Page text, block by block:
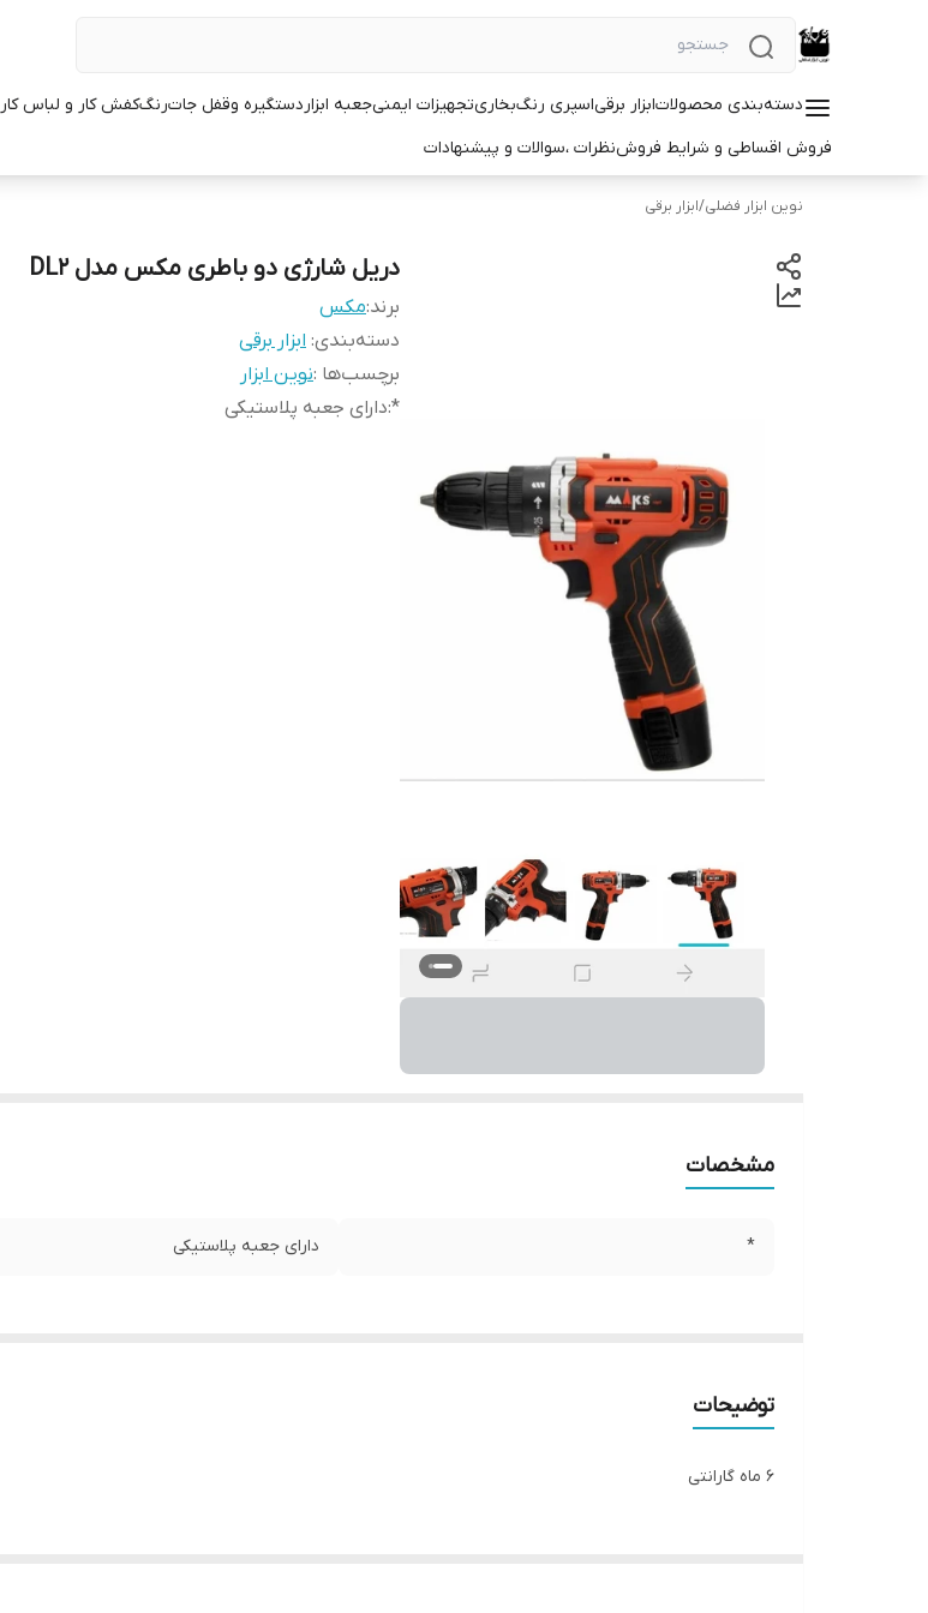
دسته‌بندی محصولاتابزار برقیاسپری رنگبخاریتجهیزات ایمنیجعبه ابزاردستگیره وقفل جاترنگکفش کار و لباس کار
فروش اقساطی و شرایط فروشنظرات ،سوالات و پیشنهادات
نوین ابزار فضلی/ابزار برقی
دریل شارژی دو باطری مکس مدل DL2
برند:مکس
دسته‌بندی: ابزار برقی
برچسب‌ها :نوین ابزار
*
:دارای جعبه پلاستیکی
مشخصات
* دارای جعبه پلاستیکی
توضیحات
6 ماه گارانتی